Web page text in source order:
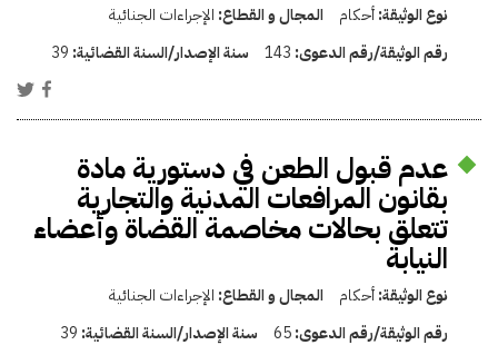
نوع الوثيقة:أحكام المجال و القطاع: الإجراءات الجنائية
رقم الوثيقة/رقم الدعوى: 143 سنة الإصدار/السنة القضائية: 39
عدم قبول الطعن في دستورية مادة
بقانون المرافعات المدنية والتجارية
تتعلق بحالات مخاصمة القضاة وأعضاء
النيابة
نوع الوثيقة:أحكام المجال و القطاع: الإجراءات الجنائية
رقم الوثيقة/رقم الدعوى:65 سنة الإصدار/السنة القضائية: 39